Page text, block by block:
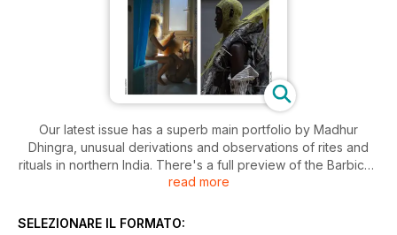
Our latest issue has a superb main portfolio by Madhur
Dhingra, unusual derivations and observations of rites and
rituals in northern India. There's a full preview of the Barbican
Gallery's Dirty Looks which you can visit in person from
raw files non-destructively in Adobe's software and save
read more
SELEZIONARE IL FORMATO: